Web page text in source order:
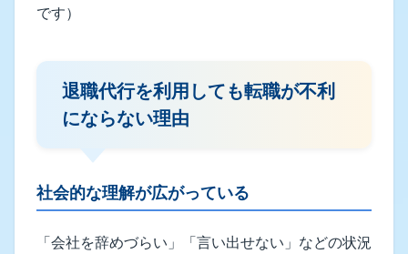
です）
退職代行を利用しても転職が不利
にならない理由
社会的な理解が広がっている
「会社を辞めづらい」「言い出せない」などの状況